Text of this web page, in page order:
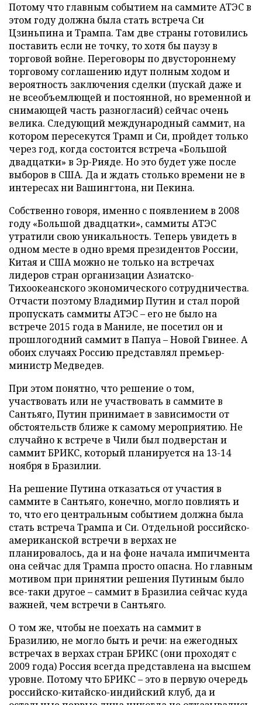
Потому что главным событием на саммите АТЭС в
этом году должна была стать встреча Си
Цзиньпина и Трампа. Там две страны готовились
поставить если не точку, то хотя бы паузу в
торговой войне. Переговоры по двустороннему
торговому соглашению идут полным ходом и
вероятность заключения сделки (пускай даже и
не всеобъемлющей и постоянной, но временной и
снимающей часть разногласий) сейчас очень
велика. Следующий международный саммит, на
котором пересекутся Трамп и Си, пройдет только
через год, когда состоится встреча «Большой
двадцатки» в Эр-Рияде. Но это будет уже после
выборов в США. Да и ждать столько времени не в
интересах ни Вашингтона, ни Пекина.
Собственно говоря, именно с появлением в 2008
году «Большой двадцатки», саммиты АТЭС
утратили свою уникальность. Теперь увидеть в
одном месте в одно время президентов России,
Китая и США можно не только на встречах
лидеров стран организации Азиатско-
Тихоокеанского экономического сотрудничества.
Отчасти поэтому Владимир Путин и стал порой
пропускать саммиты АТЭС – его не было на
встрече 2015 года в Маниле, не посетил он и
прошлогодний саммит в Папуа – Новой Гвинее. А
обоих случаях Россию представлял премьер-
министр Медведев.
При этом понятно, что решение о том,
участвовать или не участвовать в саммите в
Сантьяго, Путин принимает в зависимости от
обстоятельств ближе к самому мероприятию. Не
случайно к встрече в Чили был подверстан и
саммит БРИКС, который планируется на 13-14
ноября в Бразилии.
На решение Путина отказаться от участия в
саммите в Сантьяго, конечно, могло повлиять и
то, что его центральным событием должна была
стать встреча Трампа и Си. Отдельной российско-
американской встречи в верхах не
планировалось, да и на фоне начала импичмента
она сейчас для Трампа просто опасна. Но главным
мотивом при принятии решения Путиным было
все-таки другое – саммит в Бразилиа сейчас куда
важней, чем встречи в Сантьяго.
О том же, чтобы не поехать на саммит в
Бразилию, не могло быть и речи: на ежегодных
встречах в верхах стран БРИКС (они проходят с
2009 года) Россия всегда представлена на высшем
уровне. Потому что БРИКС – это в первую очередь
российско-китайско-индийский клуб, да и